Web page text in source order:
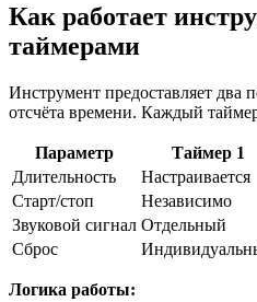
Как работает
таймерами
Инструмент предоставляет два
отсчёта времени. Каждый
Параметр Таймер 1
Длительность
Настраивается
Старт/стоп
Независимо
Звуковой сигнал Отдельный
Сброс
Логика работы: